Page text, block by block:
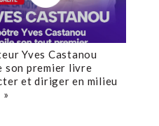
Yves Castanou
son premier livre
et diriger en milieu